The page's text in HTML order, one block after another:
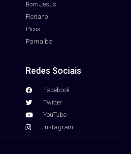
Bom Jesus
Floriano
Picos
Parnaíba
Redes Sociais
Facebook
Twitter
YouTube
Instagram